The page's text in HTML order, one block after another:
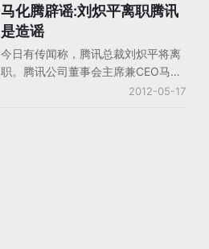
破。并购的消息其实早已经传的纷纷
扬扬，我们曾在上周末就曾发消息，
最早本周就可能敲定交易，只不过交
易价格超过了所有人的想象。腾讯公
告发布后不到半小时，Supercell公司
CEO Ilkka Paananen在其官网发布
马化腾辟谣:刘炽平离职腾讯
是造谣
今日有传闻称，腾讯总裁刘炽平将离
职。腾讯公司董事会主席兼CEO马化
腾回应称这是造谣。刘炽平微博亦评
2012-05-17